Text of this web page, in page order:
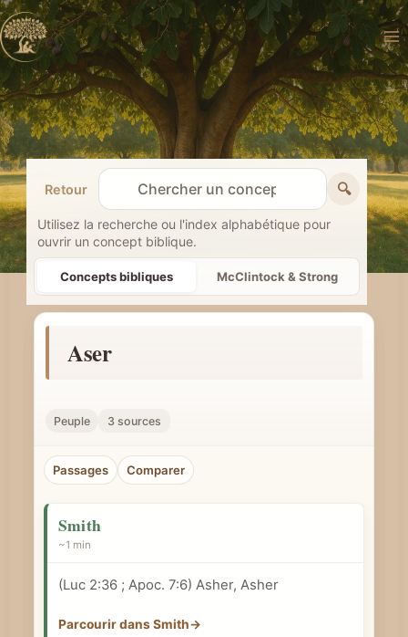
Aller
au
contenu
Retour
R
e
c
h
e
c
n
o
e
p
🔍
Utilisez la recherche ou l'index alphabétique pour
ouvrir un concept biblique.
Concepts bibliques McClintock & Strong
Aser
Peuple 3 sources
Passages Comparer
Smith
~1 min
(Luc 2:36 ; Apoc. 7:6) Asher, Asher
Parcourir dans Smith→